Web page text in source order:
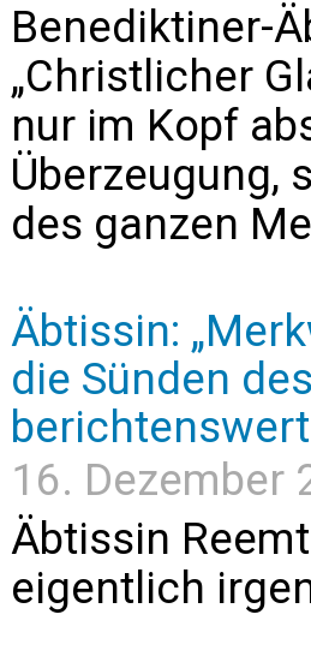
Benediktiner-
„Christlicher
nur im Kopf
Überzeugung,
des ganzen
Äbtissin:
die Sünden
16. Dezember
Äbtissin
eigentlich